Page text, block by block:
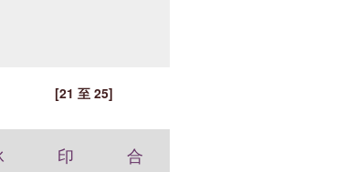
[21 至 25]
印 合